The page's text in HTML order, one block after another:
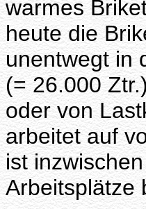
warmes
heute die
unentwegt in
(= 26.000
oder von
arbeitet auf
ist
Arbeitsplätze